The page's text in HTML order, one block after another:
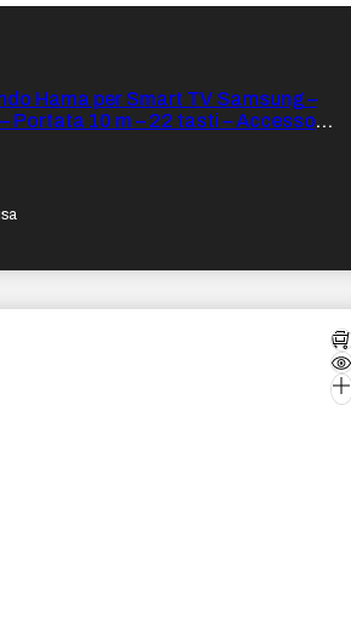
Hama per Smart TV Samsung –
Portata 10 m – 22 tasti – Accesso
– 17,7 x 4 x 1,8 cm – Colore Nero